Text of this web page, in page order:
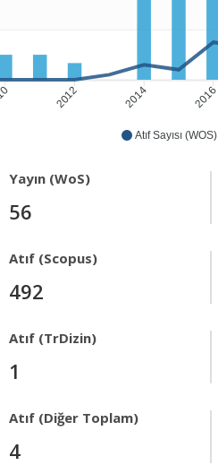
Atıf Sayısı (WOS)
2012 2014 2016
Yayın (WoS)
56
Atıf (Scopus)
492
Atıf (TrDizin)
1
Atıf (Diğer Toplam)
4